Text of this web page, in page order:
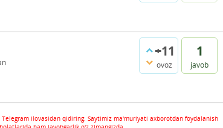
+11
ovoz
1
javob
ilovasidan qidiring. Saytimiz ma'muriyati axborotdan foydalanish